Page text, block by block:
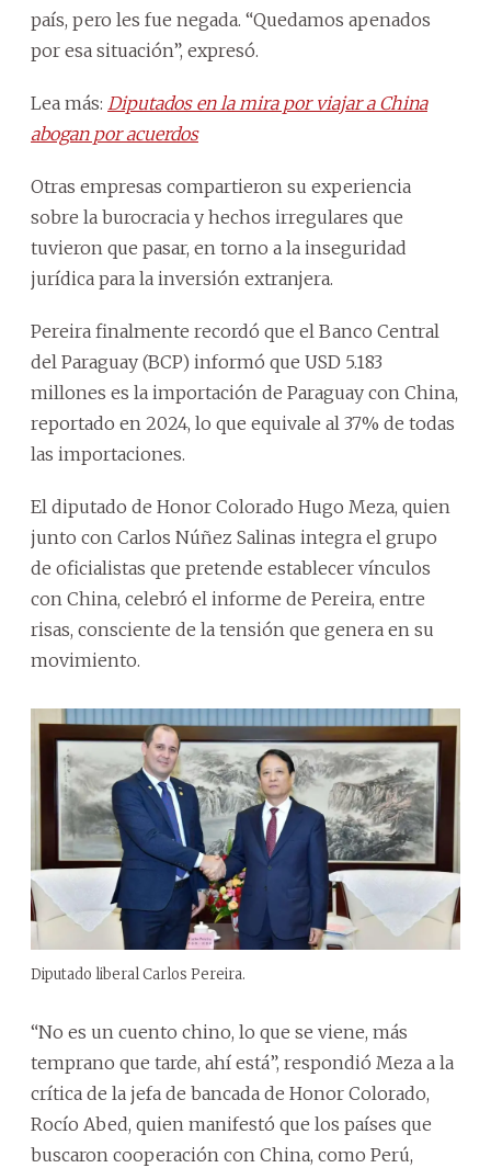
país, pero les fue negada. “Quedamos apenados
por esa situación”, expresó.
Lea más: Diputados en la mira por viajar a China
abogan por acuerdos
Otras empresas compartieron su experiencia
sobre la burocracia y hechos irregulares que
tuvieron que pasar, en torno a la inseguridad
jurídica para la inversión extranjera.
Pereira finalmente recordó que el Banco Central
del Paraguay (BCP) informó que USD 5.183
millones es la importación de Paraguay con China,
reportado en 2024, lo que equivale al 37% de todas
las importaciones.
El diputado de Honor Colorado Hugo Meza, quien
junto con Carlos Núñez Salinas integra el grupo
de oficialistas que pretende establecer vínculos
con China, celebró el informe de Pereira, entre
risas, consciente de la tensión que genera en su
movimiento.
Diputado liberal Carlos Pereira.
“No es un cuento chino, lo que se viene, más
temprano que tarde, ahí está”, respondió Meza a la
crítica de la jefa de bancada de Honor Colorado,
Rocío Abed, quien manifestó que los países que
buscaron cooperación con China, como Perú,